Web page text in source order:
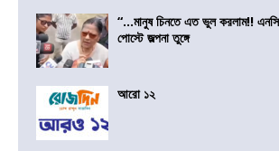
“…মানুষ চিনতে এত ভুল করলাম!!
পোস্টে জল্পনা তুঙ্গে
আরো ১২